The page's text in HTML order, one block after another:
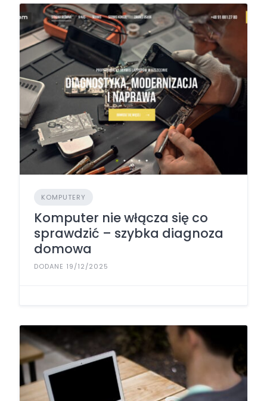
KOMPUTERY
Komputer nie włącza się co
sprawdzić – szybka diagnoza
domowa
DODANE 19/12/2025